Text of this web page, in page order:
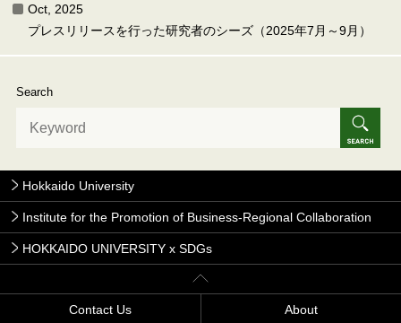
Oct, 2025
プレスリリースを行った研究者のシーズ（2025年7月～9月）
Search
Hokkaido University
Institute for the Promotion of Business-Regional Collaboration
HOKKAIDO UNIVERSITY x SDGs
Contact Us About